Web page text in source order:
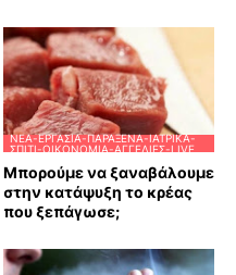
ΝΈΑ-ΕΡΓΑΣΊΑ-ΠΑΡΆΞΕΝΑ-ΙΑΤΡΙΚΆ-
ΣΠΊΤΙ-ΟΙΚΟΝΟΜΊΑ-ΑΓΓΕΛΊΕΣ-LIVE
Μπορούμε να ξαναβάλουμε
στην κατάψυξη το κρέας
που ξεπάγωσε;